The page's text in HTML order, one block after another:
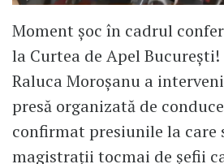
Moment șoc în cadrul
la Curtea de Apel București!
Raluca Moroșanu a
presă organizată de
confirmat presiunile la care
magistrații tocmai de șefii